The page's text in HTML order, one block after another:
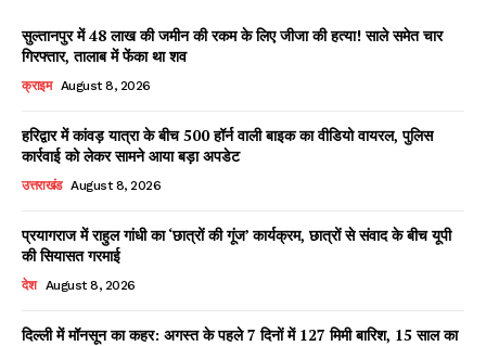
Facebook
X WhatsApp
Share
सुल्तानपुर में 48 लाख की जमीन की रकम के लिए जीजा की हत्या! साले समेत चार
गिरफ्तार, तालाब में फेंका था शव
क्राइम August 8, 2026
हरिद्वार में कांवड़ यात्रा के बीच 500 हॉर्न वाली बाइक का वीडियो वायरल, पुलिस
कार्रवाई को लेकर सामने आया बड़ा अपडेट
उत्तराखंड August 8, 2026
प्रयागराज में राहुल गांधी का ‘छात्रों की गूंज’ कार्यक्रम, छात्रों से संवाद के बीच यूपी
की सियासत गरमाई
देश August 8, 2026
दिल्ली में मॉनसून का कहर: अगस्त के पहले 7 दिनों में 127 मिमी बारिश, 15 साल का